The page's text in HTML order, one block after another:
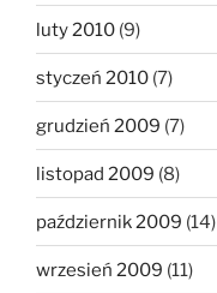
luty 2010 (9)
styczeń 2010 (7)
grudzień 2009 (7)
listopad 2009 (8)
październik 2009 (14)
wrzesień 2009 (11)